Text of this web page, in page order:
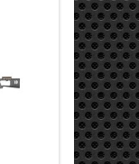
Neu
Out of